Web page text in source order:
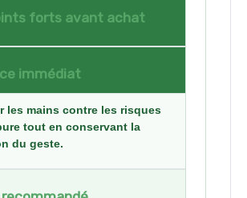
forts avant achat
immédiat
les mains contre les risques
tout en conservant la
du geste.